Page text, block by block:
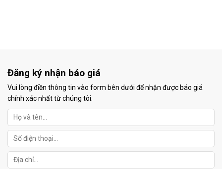
Đăng ký nhận báo giá
Vui lòng điền thông tin vào form bên dưới để nhận được báo giá
chính xác nhất từ chúng tôi.